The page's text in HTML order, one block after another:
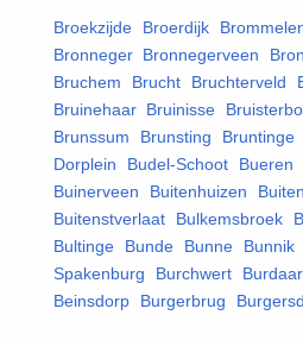
Broekzijde Broerdijk
Bronneger, Bronnegerveen
Bruchem
Brucht Bruchterveld
Bruinehaar, Bruinisse
Brunssum
Brunsting Bruntinge
Dorplein
Budel-Schoot Bueren
Buinerveen
Buitenhuizen
Buitenstverlaat
Bulkemsbroek
Bultinge
Bunde Bunne Bunnik
Spakenburg
Burchwert
Beinsdorp
Burgerbrug